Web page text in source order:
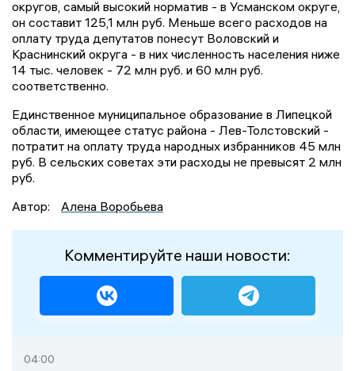
округов, самый высокий норматив - в Усманском округе,
он составит 125,1 млн руб. Меньше всего расходов на
оплату труда депутатов понесут Воловский и
Краснинский округа - в них численность населения ниже
14 тыс. человек - 72 млн руб. и 60 млн руб.
соответственно.
Единственное муниципальное образование в Липецкой
области, имеющее статус района - Лев-Толстовский -
потратит на оплату труда народных избранников 45 млн
руб. В сельских советах эти расходы не превысят 2 млн
руб.
Автор:
Алена Воробьева
Комментируйте наши новости:
04:00